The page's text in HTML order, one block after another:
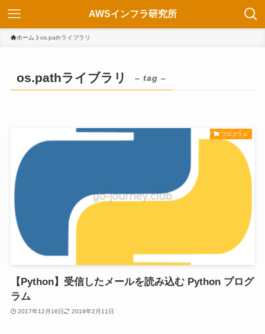
AWSインフラ研究所
ホーム os.pathライブラリ
os.pathライブラリ – tag –
プログラム
【Python】受信したメールを読み込む Python プログ
ラム
2017年12月16日 2019年2月11日